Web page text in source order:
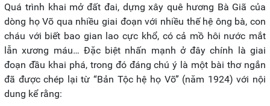
Quá trình khai mở đất đai, dựng xây quê hương Bà Giã của
dòng họ Võ qua nhiều giai đoạn với nhiều thế hệ ông bà, con
cháu với biết bao gian lao cực khổ, có cả mồ hôi nước mắt
lẫn xương máu… Đặc biệt nhấn mạnh ở đây chính là giai
đoạn đầu khai phá, trong đó đáng chú ý là một bài thơ ngắn
đã được chép lại từ “Bản Tộc hệ họ Võ” (năm 1924) với nội
dung kể rằng: